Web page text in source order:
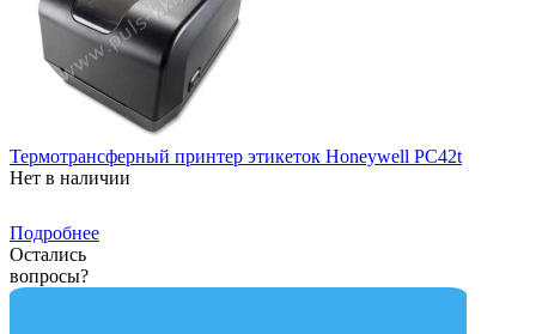
Термотрансферный принтер этикеток Honeywell PC42t
Нет в наличии
Подробнее
Остались
вопросы?